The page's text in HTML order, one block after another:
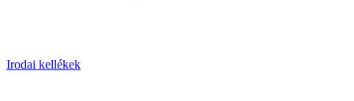
Irodai kellékek